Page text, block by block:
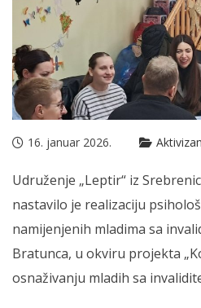
16. januar 2026.
Udruženje „Leptir“ iz
nastavilo je realizaciju
namijenjenih mladima sa
Bratunca, u okviru projekta
osnaživanju mladih sa